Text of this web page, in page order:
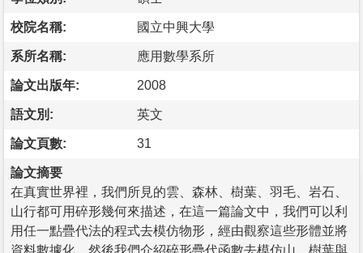
校院名稱: 國立中興大學
系所名稱: 應用數學系所
論文出版年: 2008
語文別: 英文
論文頁數: 31
論文摘要
在真實世界裡，我們所見的雲、森林、樹葉、羽毛、岩石、
山行都可用碎形幾何來描述，在這一篇論文中，我們可以利
用任一點疊代法的程式去模仿物形，經由觀察這些形體並將
資料數據化，然後我們介紹碎形疊代函數去模仿山、樹葉與